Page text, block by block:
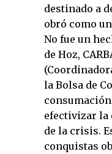
destinado a
obró como
No fue un
de Hoz,
la Bolsa de
efectivizar la
de la crisis.
conquistas